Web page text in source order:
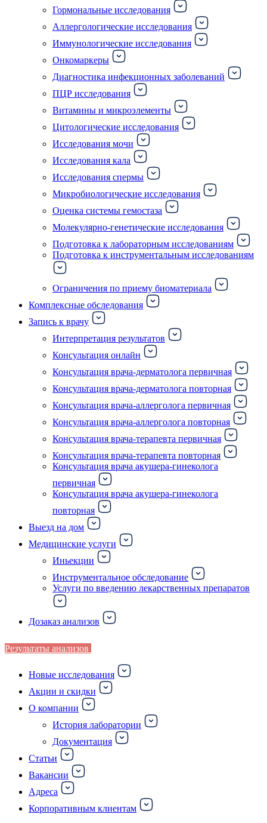
Гормональные исследования
Аллергологические исследования
Иммунологические исследования
Онкомаркеры
Диагностика инфекционных заболеваний
ПЦР исследования
Витамины и микроэлементы
Цитологические исследования
Исследования мочи
Исследования кала
Исследования спермы
Микробиологические исследования
Оценка системы гемостаза
Молекулярно-генетические исследования
Подготовка к лабораторным исследованиям
Подготовка к инструментальным исследованиям
Ограничения по приему биоматериала
Комплексные обследования
Запись к врачу
Интерпретация результатов
Консультация онлайн
Консультация врача-дерматолога первичная
Консультация врача-дерматолога повторная
Консультация врача-аллерголога первичная
Консультация врача-аллерголога повторная
Консультация врача-терапевта первичная
Консультация врача-терапевта повторная
Консультация врача акушера-гинеколога
первичная
Консультация врача акушера-гинеколога
повторная
Выезд на дом
Медицинские услуги
Иньекции
Инструментальное обследование
Услуги по введению лекарственных препаратов
Дозаказ анализов
Результаты анализов
Новые исследования
Акции и скидки
О компании
История лаборатории
Документация
Статьи
Вакансии
Адреса
Корпоративным клиентам